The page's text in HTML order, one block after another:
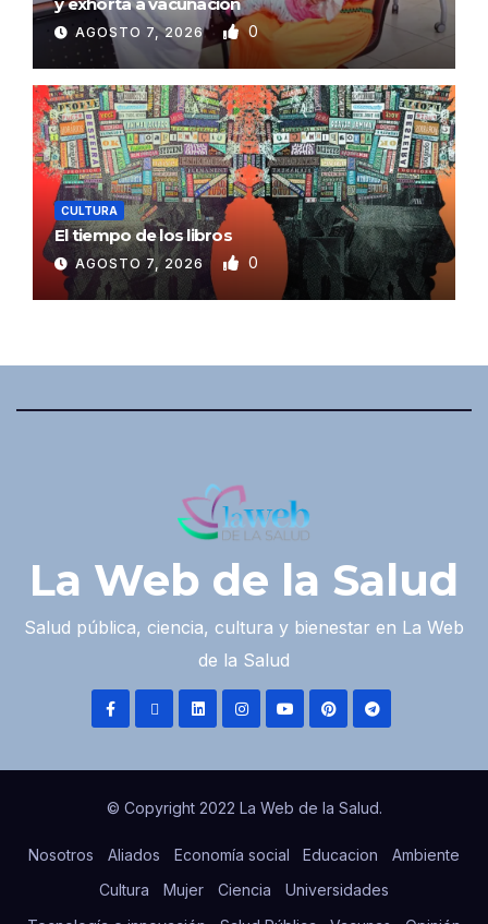
AGOSTO 7, 2026 0
CULTURA
El tiempo de los libros
AGOSTO 7, 2026 0
La Web de la Salud
Salud pública, ciencia, cultura y bienestar en La Web
de la Salud
© Copyright 2022 La Web de la Salud.
Nosotros Aliados Economía social Educacion
Ambiente
Cultura
Mujer Ciencia
Universidades